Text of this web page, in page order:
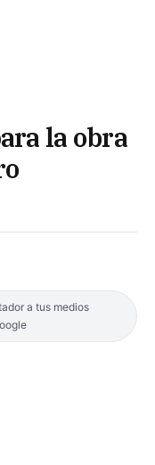
la obra
a tus medios